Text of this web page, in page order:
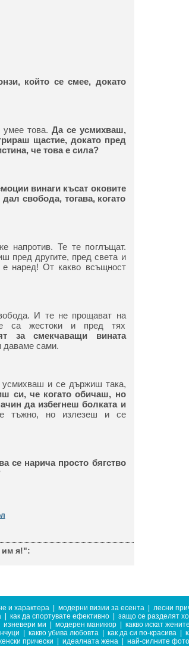
който се смее, докато
умее това. Да се усмихваш,
щастие, докато пред
че това е сила?
винаги късат оковите
свобода, тогава, когато
напротив. Те те поглъщат.
пред другите, пред света и
наред! От какво всъщност
И те не прощават на
са жестоки и пред тях
за смекчаващи вината
даваме сами.
усмихваш и се държиш така,
си, че когато обичаш, но
да избегнеш болката и
тъжно, но излезеш и се
се нарича просто бягство
им я!":
и характера модерни визии за есента лесни
как да спортувате ефективно защо се разделят
изневери ми модерен маникюр какво искат жените
какво убива любовта как да си по-красива
прически идеалната жена най-силните